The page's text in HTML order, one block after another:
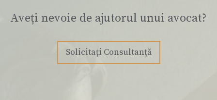
Aveți nevoie de ajutorul unui avocat?
Solicitați Consultanță